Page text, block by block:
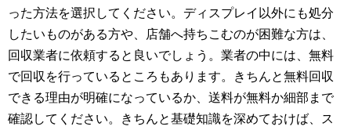
った方法を選択してください。ディスプレイ以外にも処分
したいものがある方や、店舗へ持ちこむのが困難な方は、
回収業者に依頼すると良いでしょう。業者の中には、無料
で回収を行っているところもあります。きちんと無料回収
できる理由が明確になっているか、送料が無料か細部まで
確認してください。きちんと基礎知識を深めておけば、ス